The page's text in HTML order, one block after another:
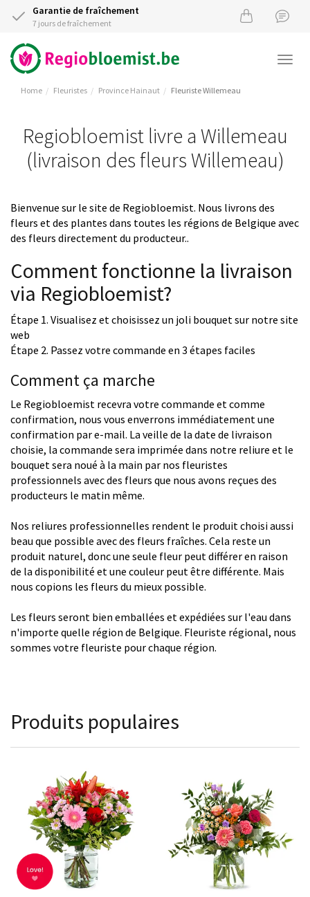
Garantie de fraîchement
7 jours de fraîchement
Home Fleuristes Province Hainaut Fleuriste Willemeau
Regiobloemist livre a Willemeau
(livraison des fleurs Willemeau)
Bienvenue sur le site de Regiobloemist. Nous livrons des
fleurs et des plantes dans toutes les régions de Belgique avec
des fleurs directement du producteur..
Comment fonctionne la livraison
via Regiobloemist?
Étape 1. Visualisez et choisissez un joli bouquet sur notre site
web
Étape 2. Passez votre commande en 3 étapes faciles
Comment ça marche
Le Regiobloemist recevra votre commande et comme
confirmation, nous vous enverrons immédiatement une
confirmation par e-mail. La veille de la date de livraison
choisie, la commande sera imprimée dans notre reliure et le
bouquet sera noué à la main par nos fleuristes
professionnels avec des fleurs que nous avons reçues des
producteurs le matin même.
Nos reliures professionnelles rendent le produit choisi aussi
beau que possible avec des fleurs fraîches. Cela reste un
produit naturel, donc une seule fleur peut différer en raison
de la disponibilité et une couleur peut être différente. Mais
nous copions les fleurs du mieux possible.
Les fleurs seront bien emballées et expédiées sur l'eau dans
n'importe quelle région de Belgique. Fleuriste régional, nous
sommes votre fleuriste pour chaque région.
Produits populaires